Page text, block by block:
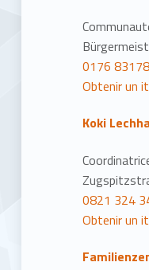
0176
Obtenir un
Koki
0821 324
Obtenir un